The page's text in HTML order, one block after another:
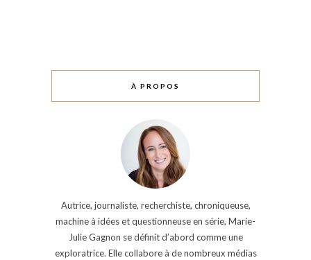
À PROPOS
Autrice, journaliste, recherchiste, chroniqueuse,
machine à idées et questionneuse en série, Marie-
Julie Gagnon se définit d’abord comme une
exploratrice. Elle collabore à de nombreux médias